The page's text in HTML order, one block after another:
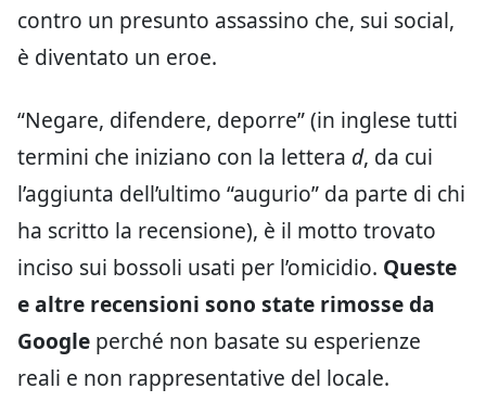
contro un presunto assassino che, sui social,
è diventato un eroe.
“Negare, difendere, deporre” (in inglese tutti
termini che iniziano con la lettera d, da cui
l’aggiunta dell’ultimo “augurio” da parte di chi
ha scritto la recensione), è il motto trovato
inciso sui bossoli usati per l’omicidio. Queste
e altre recensioni sono state rimosse da
Google perché non basate su esperienze
reali e non rappresentative del locale.